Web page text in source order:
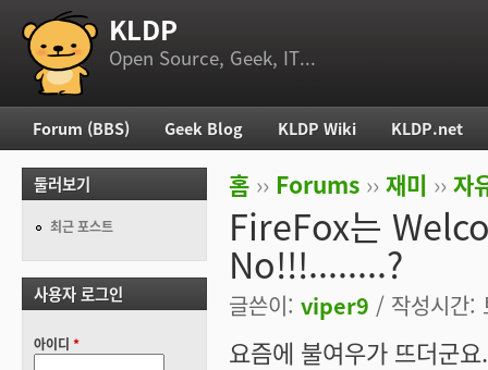
부 메뉴 KLDP
Open Source, Geek, IT...
현재 위치
홈 ›› Forums ›› 재미 ›› 자
FireFox는
No!!!........?
글쓴이: viper9 / 작성시간
요즘에 불여우가 뜨더군요.
주 메뉴
Forum (BBS) Geek Blog KLDP Wiki KLDP.net
둘러보기
최근 포스트
사용자 로그인
아이디 *